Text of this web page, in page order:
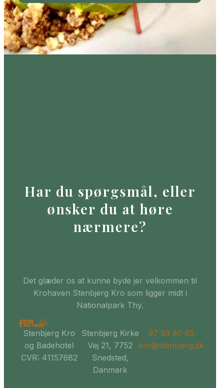
Har du spørgsmål, eller
ønsker du at høre
nærmere?
Det glæder os at kunne byde jer velkommen til
Krohaven Stenbjerg Kro som ligger midt i
Nationalpark Thy.
Stenbjerg Kro
og Badehotel
CVR: 41157682
Stenbjerg Kirke
Vej 21, 7752
Snedsted,
Danmark
97 93 80 65
kro@stenbjerg.dk